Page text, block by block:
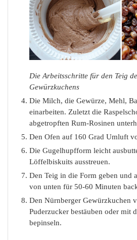
Die Arbeitsschritte für den Teig
Gewürzkuchens
Die Milch, die Gewürze, Mehl,
einarbeiten. Zuletzt die
abgetropften Rum-Rosinen
Den Ofen auf 160 Grad Umluft
Die Gugelhupfform leicht
Löffelbiskuits ausstreuen.
Den Teig in die Form geben und
von unten für 50-60 Minuten
Den Nürnberger Gewürzkuchen
Puderzucker bestäuben oder mit
bepinseln.